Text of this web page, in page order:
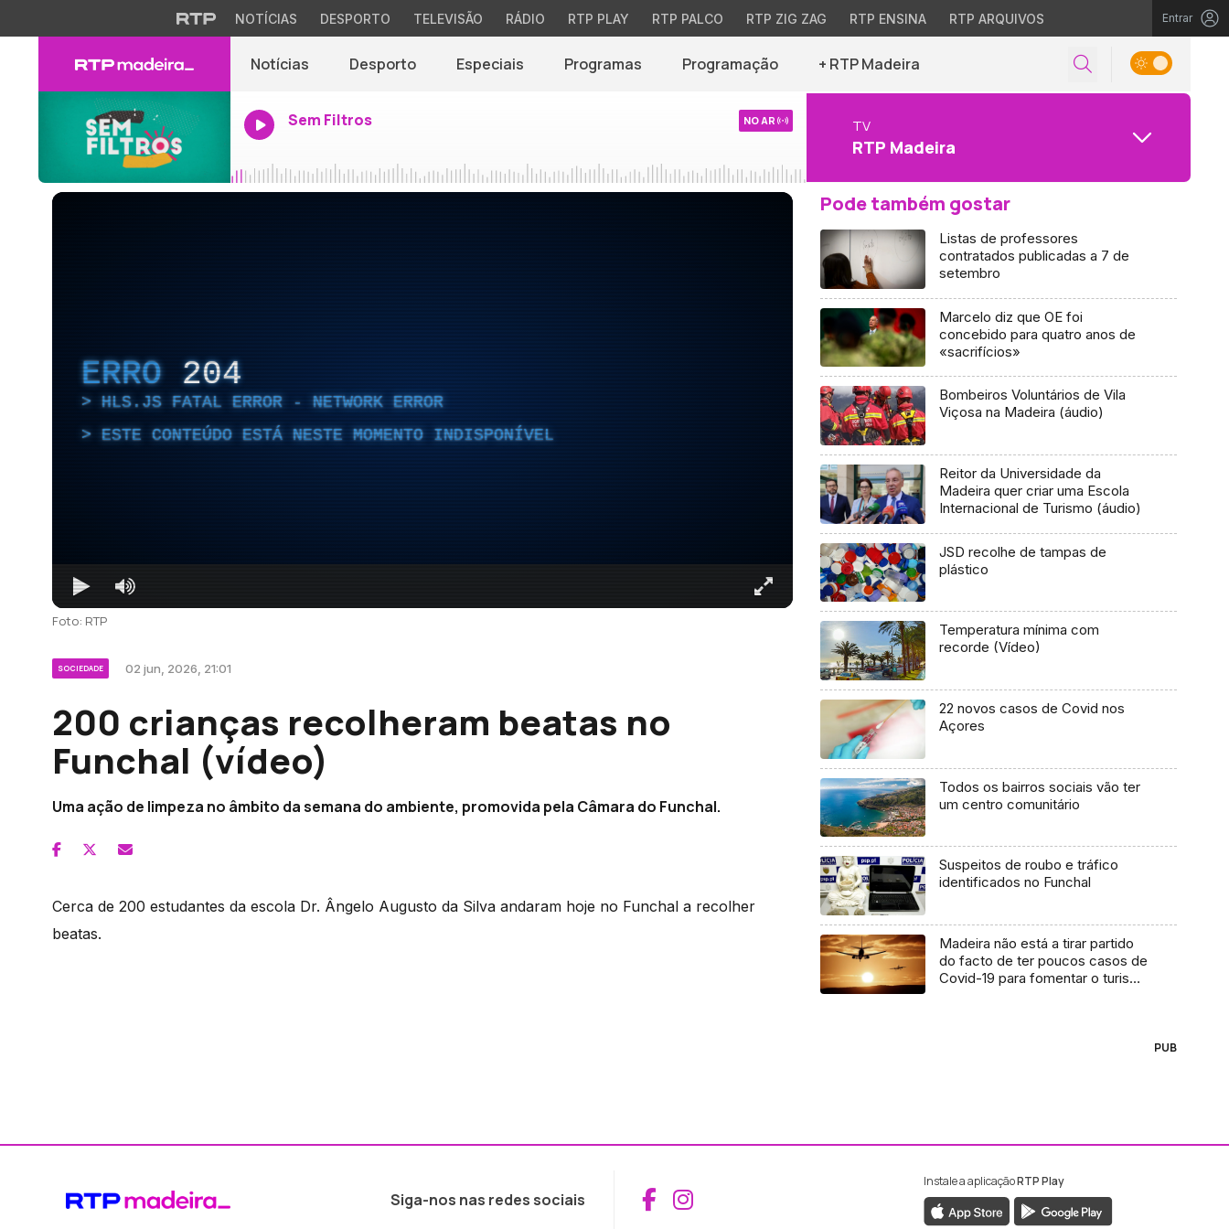
NOTÍCIAS DESPORTO TELEVISÃO RÁDIO RTP PLAY RTP PALCO RTP ZIG ZAG RTP ENSINA RTP ARQUIVOS Entrar
Notícias Desporto Especiais Programas Programação + RTP Madeira
Sem Filtros NO AR TV
RTP Madeira
ERRO 204
HLS.JS FATAL ERROR - NETWORK ERROR
ESTE CONTEÚDO ESTÁ NESTE MOMENTO INDISPONÍVEL
Foto: RTP
SOCIEDADE 02 jun, 2026, 21:01
200 crianças recolheram beatas no
Funchal (vídeo)
Uma ação de limpeza no âmbito da semana do ambiente, promovida pela Câmara do Funchal.
Cerca de 200 estudantes da escola Dr. Ângelo Augusto da Silva andaram hoje no Funchal a recolher
beatas.
Pode também gostar
Listas de professores
contratados publicadas a 7 de
setembro
Marcelo diz que OE foi
concebido para quatro anos de
«sacrifícios»
Bombeiros Voluntários de Vila
Viçosa na Madeira (áudio)
Reitor da Universidade da
Madeira quer criar uma Escola
Internacional de Turismo (áudio)
JSD recolhe de tampas de
plástico
Temperatura mínima com
recorde (Vídeo)
22 novos casos de Covid nos
Açores
Todos os bairros sociais vão ter
um centro comunitário
Suspeitos de roubo e tráfico
identificados no Funchal
Madeira não está a tirar partido
do facto de ter poucos casos de
Covid-19 para fomentar o turismo
PUB
Siga-nos nas redes sociais Aceder ao Facebook da RTP Madeira
Aceder ao Instagram da RTP Madeira
Instale a aplicaçãoRTP Play